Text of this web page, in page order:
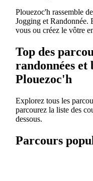
Plouezoc'h rassemble
Jogging et Randonnée.
vous ou créez le vôtre
Top des
randonnées et
Plouezoc'h
Explorez tous les
parcourez la liste des
dessous.
Parcours